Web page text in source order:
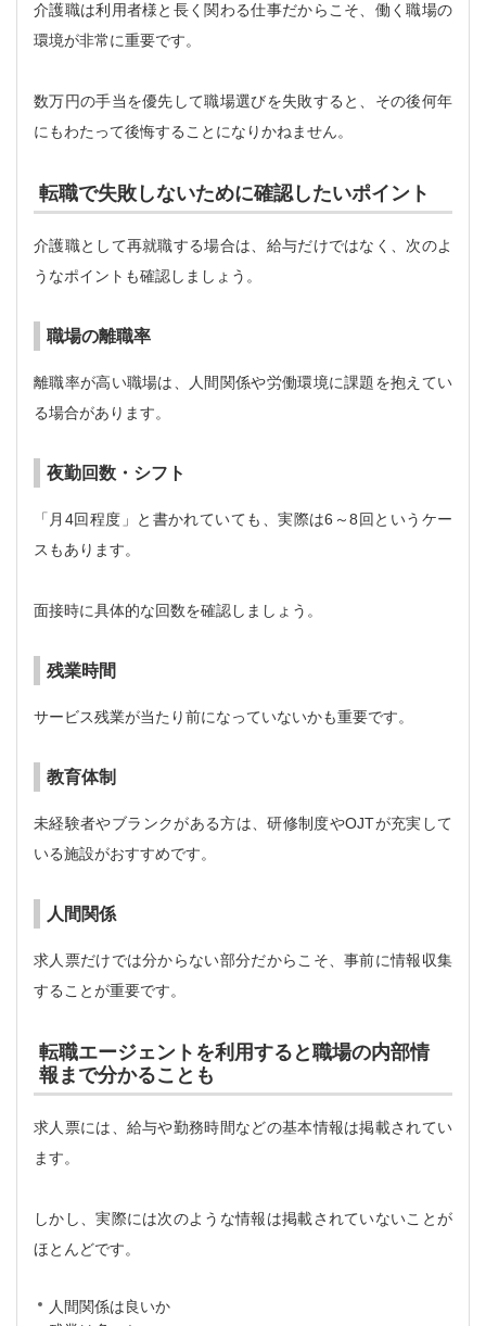
介護職は利用者様と長く関わる仕事だからこそ、働く職場の
環境が非常に重要です。
数万円の手当を優先して職場選びを失敗すると、その後何年
にもわたって後悔することになりかねません。
転職で失敗しないために確認したいポイント
介護職として再就職する場合は、給与だけではなく、次のよ
うなポイントも確認しましょう。
職場の離職率
離職率が高い職場は、人間関係や労働環境に課題を抱えてい
る場合があります。
夜勤回数・シフト
「月4回程度」と書かれていても、実際は6～8回というケー
スもあります。
面接時に具体的な回数を確認しましょう。
残業時間
サービス残業が当たり前になっていないかも重要です。
教育体制
未経験者やブランクがある方は、研修制度やOJTが充実して
いる施設がおすすめです。
人間関係
求人票だけでは分からない部分だからこそ、事前に情報収集
することが重要です。
転職エージェントを利用すると職場の内部情
報まで分かることも
求人票には、給与や勤務時間などの基本情報は掲載されてい
ます。
しかし、実際には次のような情報は掲載されていないことが
ほとんどです。
人間関係は良いか